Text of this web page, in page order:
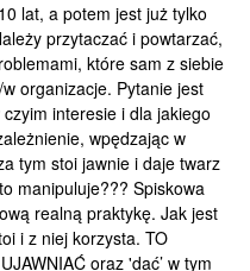
lat, a potem jest już tylko
przytaczać i powtarzać,
które sam z siebie
organizacje. Pytanie jest
interesie i dla jakiego
wpędzając w
tym stoi jawnie i daje twarz
manipuluje??? Spiskowa
realną praktykę. Jak jest
i z niej korzysta. TO
oraz 'dać’ w tym